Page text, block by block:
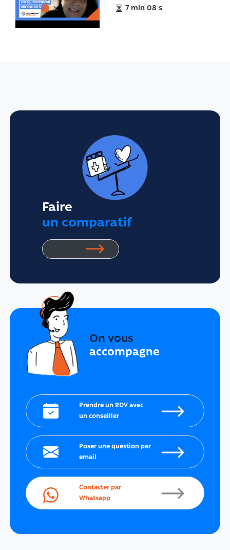
7 min 08 s
Faire
un comparatif
On vous
accompagne
Prendre un RDV avec
un conseiller
Poser une question par
email
Contacter par
Whatsapp